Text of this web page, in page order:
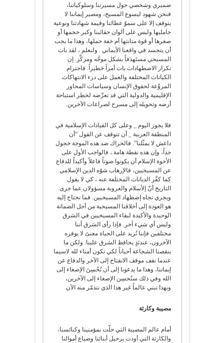
ضميري وشخصي حول مسيرتنا وسلوكياتنا،
فنحن شهود ليسوع المسيح، ومصير إيماننا لا
يتوقف إلا على سموّ عطائنا وقيمة شهادتنا ونوعية
حامليها وليس على ألوان حقائبنا وكبر حجمها أو
صغرها أو قوة متانتها أم خفة حملها، وهذا ما يجب
أن يتجسد في واقعنا الأيماني . ولنعلم ، لقد بات
المسيحي مستَهدَفاً بشكل موجَّه ومركَّز. إن
تكرار الاضطهادات بات أمراً خطيراً. فاحترام
الكيانات المختلفة والعمل على درء الانتهاكات
المروِّعة لحقوق الإنسان وسياسات المحاور
الإقليمية والدولية التي قد تعرِّضه لخطر استباحة
أرضه وتحويله إلى مسرح لصراعات الآخرين.
فلا يجوز اليوم _ وعلى كل القيادات الإسلامية في
المنطقة العربية _ أن تتوقف عن القول “أن
داعش لا يمثّلنا”. فالحراك ضد هذه الموجة خجول
جداً، وإن هذه نقطة هامة ، فالواجب الأول على
الأخوة الإسلام أن يكونوا صوتاً فاعلاً وأكيداً للدفاع
عن المسيحيين، فالإرهاب شوّه الدين الإسلامي
كما كفّر الديانات المختلفة عنه ، كي لا يقول
التاريخ أنّ إلأسلام والعروبة مسؤولان عما جرى
ويجري تجاه إضطهاد المسيحيين. فما نحتاج إليه
هو العودة إلى أخلاقنا المسيحية من أجل الضمانة
الوحيدة والأكيدة لبقاء المسيحيين في الشرق
وليس أي شيء آخر. فإذا رأى الشرق أننا
مختلفين فإننا نُزيد على الحياة معنىً لا يوفره
الآخرون، عندئذٍ يحافظ الشرق علينا. ولكن ما
ينقصنا الشجاعة أحياناً لكي نكون أمناء لله لاسيما
عندما نقف موقف الانفتاح إلى الآخر والدفاع عن
إيماننا، وهذا ما يدعونا إلى أن نُحْسِنَ الإصغاء إلى
الله وفي ذلك سنُحسِن الإصغاء إلى الآخرين،
وبهذا نبني عالماً غير هذا الذي نتذمّر منه الآن.
مصيبة وكارثة
أمام عالم المصيبة التي حلّت بمؤمنينا وكنائسنا،
والكارثة التي أودت برحيل أبنائنا وضياع أموالنا